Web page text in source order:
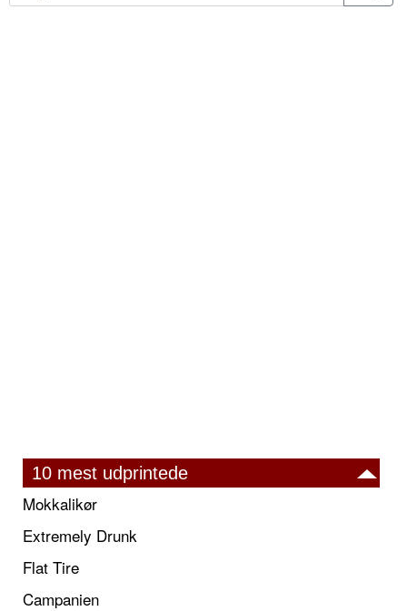
10 mest udprintede
Mokkalikør
Extremely Drunk
Flat Tire
Campanien